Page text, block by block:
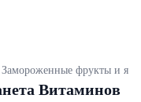
Замороженные фрукты и
Витаминов